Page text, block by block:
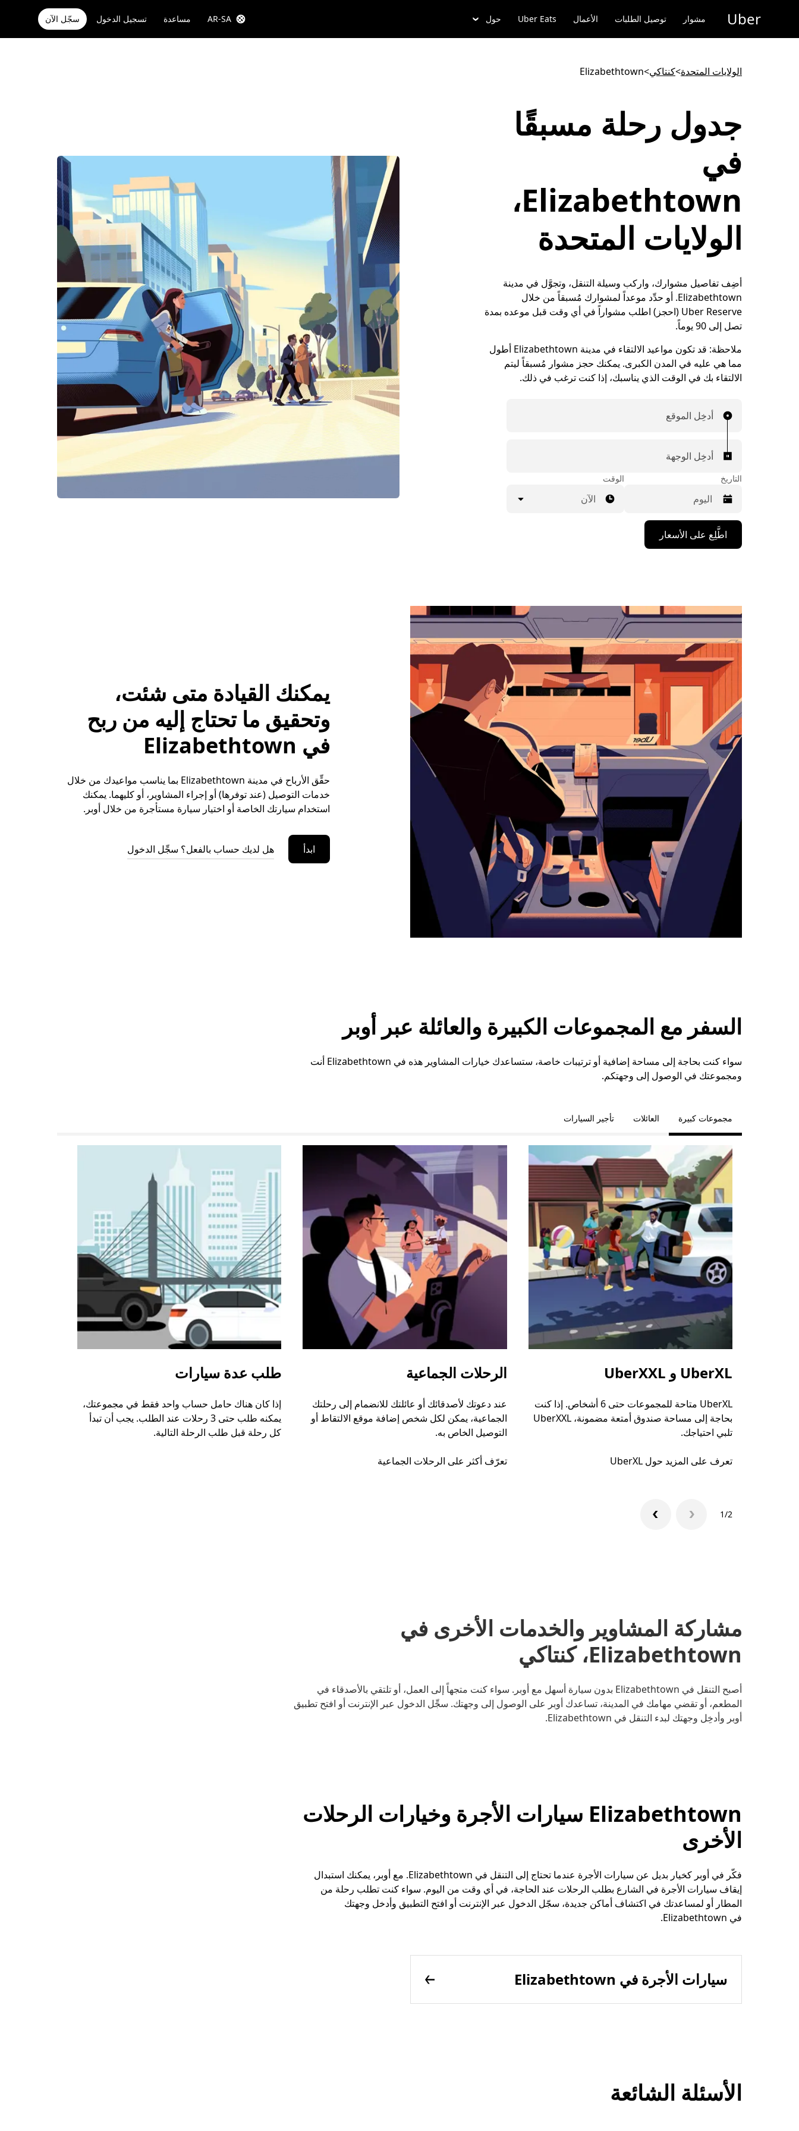
المحتوى
Uber مشوار توصيل الطلبات الأعمال Uber Eats حول AR-SA مساعدة تسجيل الدخول سجّل الآن
الولايات المتحدة>كنتاكي>
Elizabethtown
جدول رحلة مسبقًا
في
Elizabethtown،
الولايات المتحدة
أضِف تفاصيل مشوارك، واركب وسيلة التنقل، وتجوَّل في مدينة
Elizabethtown. أو حدِّد موعداً لمشوارك مُسبقاً من خلال
Uber Reserve (احجز) اطلب مشواراً في أي وقت قبل موعده بمدة
تصل إلى 90 يوماً.
ملاحظة:
قد تكون مواعيد الالتقاء في مدينة Elizabethtown أطول
مما هي عليه في المدن الكبرى. يمكنك حجز مشوار مُسبقاً ليتم
الالتقاء بك في الوقت الذي يناسبك، إذا كنت ترغب في ذلك.
أدخِل الموقع
أدخِل الوجهة
التاريخ
اضغط
على
مفتاح
التقويم
واختيار
اضغط
زر
الخروج
التقويم.
الوقت
الآن
اطَّلِع على الأسعار
يمكنك القيادة متى شئت،
وتحقيق ما تحتاج إليه من ربح
في Elizabethtown
حقِّق الأرباح في مدينة Elizabethtown بما يناسب مواعيدك من خلال
خدمات التوصيل (عند توفرها) أو إجراء المشاوير، أو كليهما. يمكنك
استخدام سيارتك الخاصة أو اختيار سيارة مستأجرة من خلال أوبر.
ابدأ هل لديك حساب بالفعل؟ سجِّل الدخول
السفر مع المجموعات الكبيرة والعائلة عبر أوبر
سواء كنت بحاجة إلى مساحة إضافية أو ترتيبات خاصة، ستساعدك خيارات المشاوير هذه في Elizabethtown أنت
ومجموعتك في الوصول إلى وجهتكم.
مجموعات كبيرة العائلات تأجير السيارات
UberXL و UberXXL
UberXL متاحة للمجموعات حتى 6 أشخاص. إذا كنت
بحاجة إلى مساحة صندوق أمتعة مضمونة، UberXXL
تلبي احتياجك.
تعرف على المزيد حول UberXL
الرحلات الجماعية
عند دعوتك لأصدقائك أو عائلتك للانضمام إلى رحلتك
الجماعية، يمكن لكل شخص إضافة موقع الالتقاط أو
التوصيل الخاص به.
تعرّف أكثر على الرحلات الجماعية
طلب عدة سيارات
إذا كان هناك حامل حساب واحد فقط في مجموعتك،
يمكنه طلب حتى 3 رحلات عند الطلب. يجب أن تبدأ
كل رحلة قبل طلب الرحلة التالية.
1/2
مشاركة المشاوير والخدمات الأخرى في
Elizabethtown، كنتاكي
أصبح التنقل في Elizabethtown بدون سيارة أسهل مع أوبر. سواء كنت متجهاً إلى العمل، أو تلتقي بالأصدقاء في
المطعم، أو تقضي مهامك في المدينة، تساعدك أوبر على الوصول إلى وجهتك. سجِّل الدخول عبر الإنترنت أو افتح تطبيق
أوبر وأدخِل وجهتك لبدء التنقل في Elizabethtown.
Elizabethtown سيارات الأجرة وخيارات الرحلات
الأخرى
فكّر في أوبر كخيار بديل عن سيارات الأجرة عندما تحتاج إلى التنقل في Elizabethtown. مع أوبر، يمكنك استبدال
إيقاف سيارات الأجرة في الشارع بطلب الرحلات عند الحاجة، في أي وقت من اليوم. سواء كنت تطلب رحلة من
المطار أو لمساعدتك في اكتشاف أماكن جديدة، سجّل الدخول عبر الإنترنت أو افتح التطبيق وأدخل وجهتك
في Elizabethtown.
سيارات الأجرة في Elizabethtown
الأسئلة الشائعة